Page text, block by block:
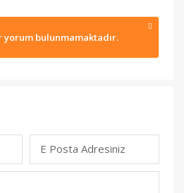
yorum bulunmamaktadır.
E Posta Adresiniz